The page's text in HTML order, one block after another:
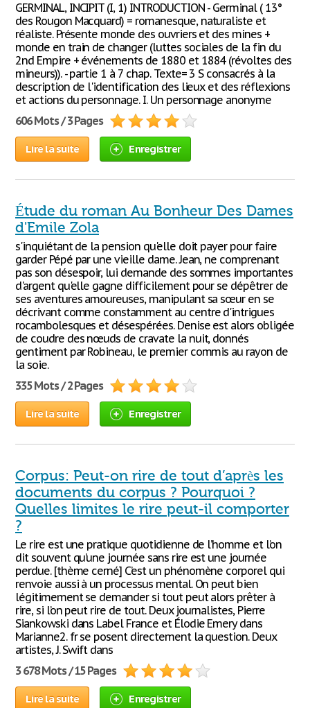
GERMINAL, INCIPIT (I, 1) INTRODUCTION - Germinal ( 13°
des Rougon Macquard) = romanesque, naturaliste et
réaliste. Présente monde des ouvriers et des mines +
monde en train de changer (luttes sociales de la fin du
2nd Empire + événements de 1880 et 1884 (révoltes des
mineurs)). - partie 1 à 7 chap. Texte= 3 S consacrés à la
description de l'identification des lieux et des réflexions
et actions du personnage. I. Un personnage anonyme
606 Mots / 3 Pages
Lire la suite Enregistrer
Étude du roman Au Bonheur Des Dames
d'Emile Zola
s'inquiétant de la pension qu'elle doit payer pour faire
garder Pépé par une vieille dame. Jean, ne comprenant
pas son désespoir, lui demande des sommes importantes
d'argent qu'elle gagne difficilement pour se dépêtrer de
ses aventures amoureuses, manipulant sa sœur en se
décrivant comme constamment au centre d'intrigues
rocambolesques et désespérées. Denise est alors obligée
de coudre des nœuds de cravate la nuit, donnés
gentiment par Robineau, le premier commis au rayon de
la soie.
335 Mots / 2 Pages
Lire la suite Enregistrer
Corpus: Peut-on rire de tout d’après les
documents du corpus ? Pourquoi ?
Quelles limites le rire peut-il comporter
?
Le rire est une pratique quotidienne de l’homme et l’on
dit souvent qu’une journée sans rire est une journée
perdue. [thème cerné] C’est un phénomène corporel qui
renvoie aussi à un processus mental. On peut bien
légitimement se demander si tout peut alors prêter à
rire, si l’on peut rire de tout. Deux journalistes, Pierre
Siankowski dans Label France et Élodie Emery dans
Marianne2. fr se posent directement la question. Deux
artistes, J. Swift dans
3 678 Mots / 15 Pages
Lire la suite Enregistrer